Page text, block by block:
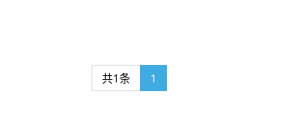
共1条 1